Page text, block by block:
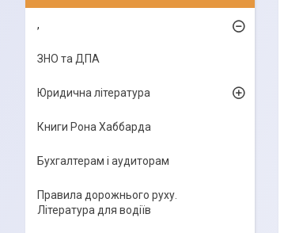
,
ЗНО та ДПА
Юридична література
Книги Рона Хаббарда
Бухгалтерам і аудиторам
Правила дорожнього руху.
Література для водіїв